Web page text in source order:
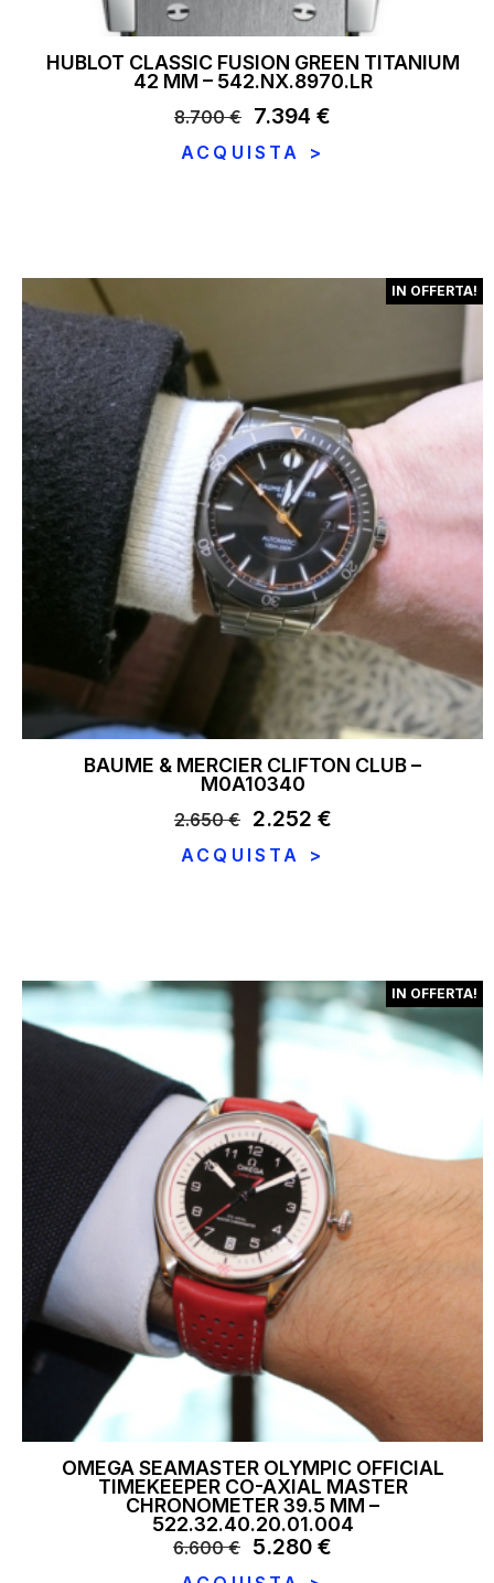
HUBLOT CLASSIC FUSION GREEN TITANIUM
42 MM – 542.NX.8970.LR
8.700€
Il
prezzo
7.394 €
ACQUISTA >
IN OFFERTA!
BAUME & MERCIER CLIFTON CLUB –
M0A10340
2.650€
Il
prezzo
2.252 €
ACQUISTA >
IN OFFERTA!
OMEGA SEAMASTER OLYMPIC OFFICIAL
TIMEKEEPER CO-AXIAL MASTER
CHRONOMETER 39.5 MM –
522.32.40.20.01.004
6.600€
Il
prezzo
5.280 €